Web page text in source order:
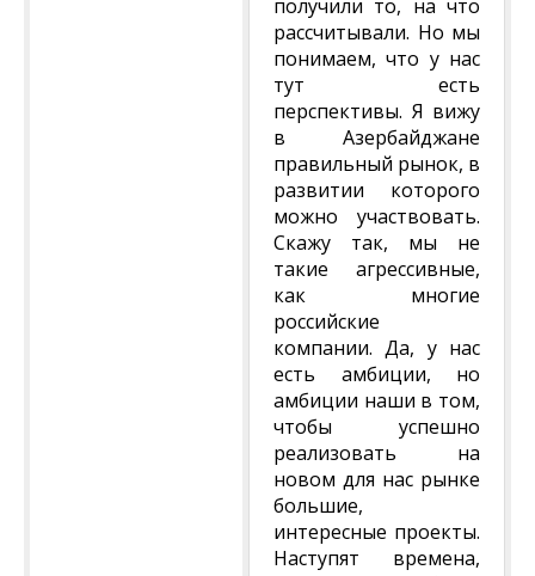
получили то, на что
рассчитывали. Но мы
понимаем, что у нас
тут есть
перспективы. Я вижу
в Азербайджане
правильный рынок, в
развитии которого
можно участвовать.
Скажу так, мы не
такие агрессивные,
как многие
российские
компании. Да, у нас
есть амбиции, но
амбиции наши в том,
чтобы успешно
реализовать на
новом для нас рынке
большие,
интересные проекты.
Наступят времена,